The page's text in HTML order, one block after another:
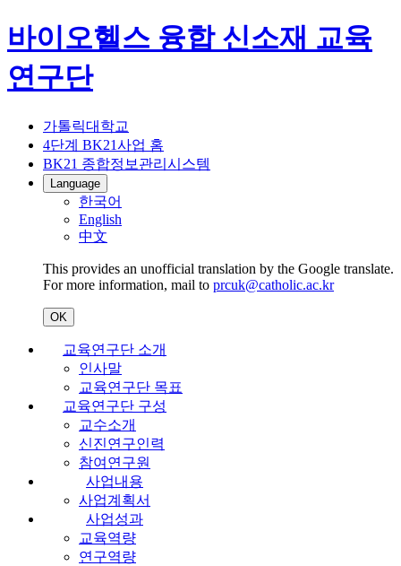
바이오헬스 융합 신소재 교육
연구단
가톨릭대학교
4단계 BK21사업 홈
BK21 종합정보관리시스템
Language
한국어
English
中文
This provides an unofficial translation by the Google translate.
For more information, mail to prcuk@catholic.ac.kr
OK
교육연구단 소개
인사말
교육연구단 목표
교육연구단 구성
교수소개
신진연구인력
참여연구원
사업내용
사업계획서
사업성과
교육역량
연구역량